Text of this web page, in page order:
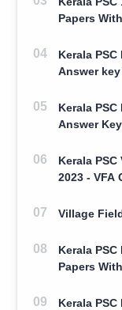
Papers
Kerala
Answer key
Kerala
Answer
Kerala
2023 - VFA
Village
Kerala
Papers
Kerala